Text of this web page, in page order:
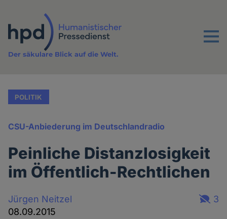
Inhalt
Menu
Der säkulare Blick auf die Welt.
POLITIK
CSU-Anbiederung im Deutschlandradio
Peinliche Distanzlosigkeit
im Öffentlich-Rechtlichen
Jürgen Neitzel
08.09.2015
3